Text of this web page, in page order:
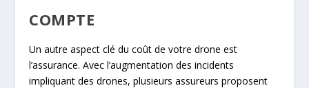
COMPTE
Un autre aspect clé du coût de votre drone est
l’assurance. Avec l’augmentation des incidents
impliquant des drones, plusieurs assureurs proposent